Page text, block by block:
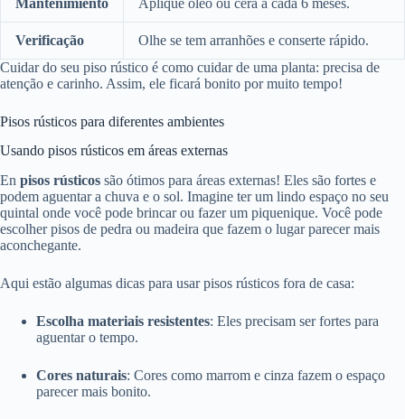
Verificação
Olhe se tem arranhões e conserte rápido.
Cuidar do seu piso rústico é como cuidar de uma planta: precisa de
atenção e carinho. Assim, ele ficará bonito por muito tempo!
Pisos rústicos para diferentes ambientes
Usando pisos rústicos em áreas externas
En pisos rústicos são ótimos para áreas externas! Eles são fortes e
podem aguentar a chuva e o sol. Imagine ter um lindo espaço no seu
quintal onde você pode brincar ou fazer um piquenique. Você pode
escolher pisos de pedra ou madeira que fazem o lugar parecer mais
aconchegante.
Aqui estão algumas dicas para usar pisos rústicos fora de casa:
Escolha materiais resistentes: Eles precisam ser fortes para
aguentar o tempo.
Cores naturais: Cores como marrom e cinza fazem o espaço
parecer mais bonito.